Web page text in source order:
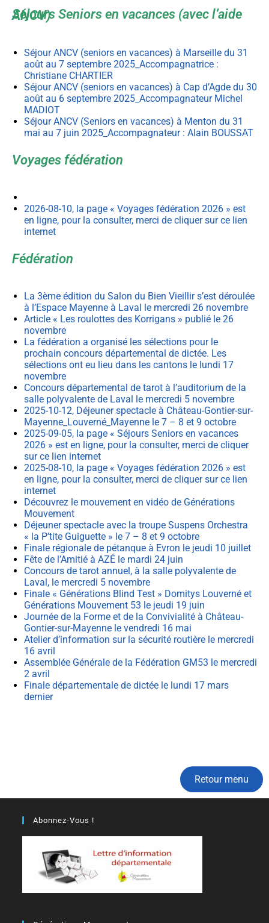
Séjours Seniors en vacances (avec l’aide ANCV)
Séjour ANCV (seniors en vacances) à Marseille du 31
août au 7 septembre 2025_Accompagnatrice :
Christiane CHARTIER
Séjour ANCV (seniors en vacances) à Cap d’Agde du 30
août au 6 septembre 2025_Accompagnateur Michel
MADIOT
Séjour ANCV (Seniors en vacances) à Menton du 31
mai au 7 juin 2025_Accompagnateur : Alain BOUSSAT
Voyages fédération
2026-08-10, la page « Voyages fédération 2026 » est
en ligne, pour la consulter, merci de cliquer sur ce lien
internet
Fédération
La 3ème édition du Salon du Bien Vieillir s’est déroulée
à l’Espace Mayenne à Laval le mercredi 26 novembre
Article « Les roulottes des Korrigans » publié le 26
novembre
La fédération a organisé les sélections pour le
prochain concours départemental de dictée. Les
sélections ont eu lieu dans les cantons le lundi 17
novembre
Concours départemental de tarot à l’auditorium de la
salle polyvalente de Laval le mercredi 5 novembre
2025-10-12, Déjeuner spectacle à Château-Gontier-sur-
Mayenne_Louverné_Mayenne le 7 – 8 et 9 octobre
2025-09-05, la page « Séjours Seniors en vacances
2026 » est en ligne, pour la consulter, merci de cliquer
sur ce lien internet
2025-08-10, la page « Voyages fédération 2026 » est
en ligne, pour la consulter, merci de cliquer sur ce lien
internet
Découvrez le mouvement en vidéo de Générations
Mouvement
Déjeuner spectacle avec la troupe Suspens Orchestra
« la P’tite Guiguette » le 7 – 8 et 9 octobre
Finale régionale de pétanque à Evron le jeudi 10 juillet
Fête de l’Amitié à AZÉ le mardi 24 juin
Concours de tarot annuel, à la salle polyvalente de
Laval, le mercredi 5 novembre
Finale « Générations Blind Test » Domitys Louverné et
Générations Mouvement 53 le jeudi 19 juin
Journée de la Forme et de la Convivialité à Château-
Gontier-sur-Mayenne le vendredi 16 mai
Atelier d’information sur la sécurité routière le mercredi
16 avril
Assemblée Générale de la Fédération GM53 le mercredi
2 avril
Finale départementale de dictée le lundi 17 mars
dernier
Retour menu
Abonnez-Vous !